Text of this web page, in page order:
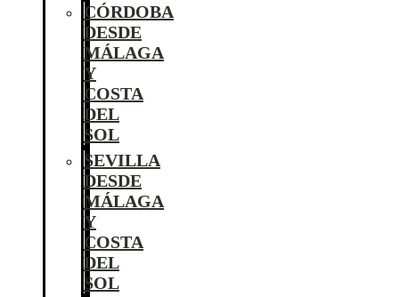
CÓRDOBA
DESDE
MÁLAGA
Y
COSTA
DEL
SOL
SEVILLA
DESDE
MÁLAGA
Y
COSTA
DEL
SOL